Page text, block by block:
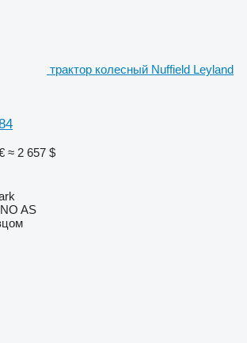
трактор колесный Nuffield Leyland
≈ 2 657 $
AS